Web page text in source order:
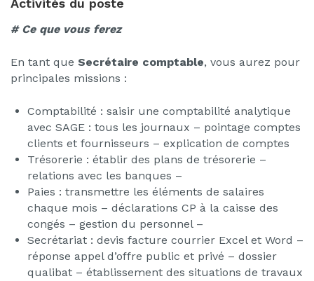
# Ce que vous ferez
En tant que Secrétaire comptable, vous aurez pour
principales missions :
Comptabilité : saisir une comptabilité analytique
avec SAGE : tous les journaux – pointage comptes
clients et fournisseurs – explication de comptes
Trésorerie : établir des plans de trésorerie –
relations avec les banques –
Paies : transmettre les éléments de salaires
chaque mois – déclarations CP à la caisse des
congés – gestion du personnel –
Secrétariat : devis facture courrier Excel et Word –
réponse appel d’offre public et privé – dossier
qualibat – établissement des situations de travaux